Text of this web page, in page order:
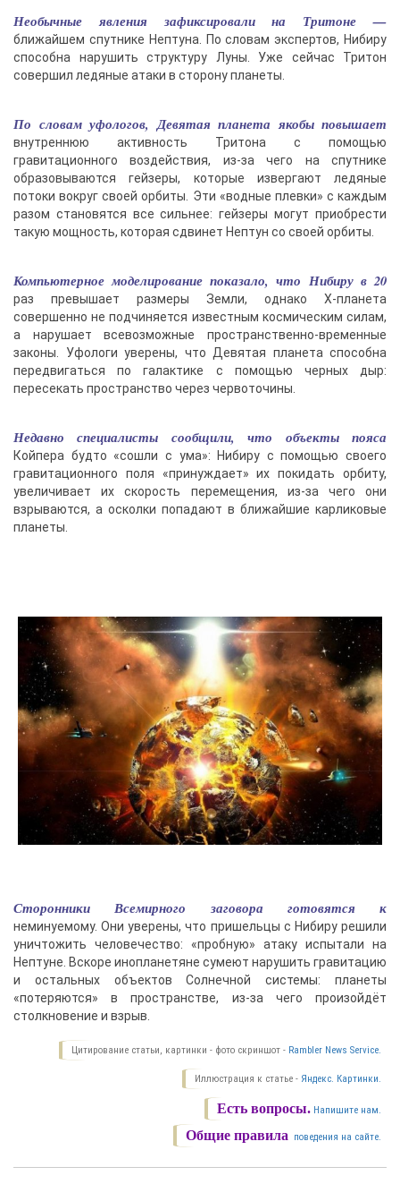
Необычные явления зафиксировали на Тритоне —
ближайшем спутнике Нептуна. По словам экспертов, Нибиру
способна нарушить структуру Луны. Уже сейчас Тритон
совершил ледяные атаки в сторону планеты.
По словам уфологов, Девятая планета якобы повышает
внутреннюю активность Тритона с помощью
гравитационного воздействия, из-за чего на спутнике
образовываются гейзеры, которые извергают ледяные
потоки вокруг своей орбиты. Эти «водные плевки» с каждым
разом становятся все сильнее: гейзеры могут приобрести
такую мощность, которая сдвинет Нептун со своей орбиты.
Компьютерное моделирование показало, что Нибиру в 20
раз превышает размеры Земли, однако Х-планета
совершенно не подчиняется известным космическим силам,
а нарушает всевозможные пространственно-временные
законы. Уфологи уверены, что Девятая планета способна
передвигаться по галактике с помощью черных дыр:
пересекать пространство через червоточины.
Недавно специалисты сообщили, что объекты пояса
Койпера будто «сошли с ума»: Нибиру с помощью своего
гравитационного поля «принуждает» их покидать орбиту,
увеличивает их скорость перемещения, из-за чего они
взрываются, а осколки попадают в ближайшие карликовые
планеты.
Сторонники Всемирного заговора готовятся к
неминуемому. Они уверены, что пришельцы с Нибиру решили
уничтожить человечество: «пробную» атаку испытали на
Нептуне. Вскоре инопланетяне сумеют нарушить гравитацию
и остальных объектов Солнечной системы: планеты
«потеряются» в пространстве, из-за чего произойдёт
столкновение и взрыв.
Цитирование статьи, картинки - фото скриншот - Rambler News Service.
Иллюстрация к статье - Яндекс. Картинки.
Есть вопросы. Напишите нам.
Общие правила поведения на сайте.